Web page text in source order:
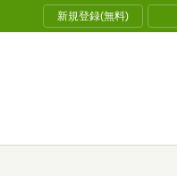
新規登録(無料)